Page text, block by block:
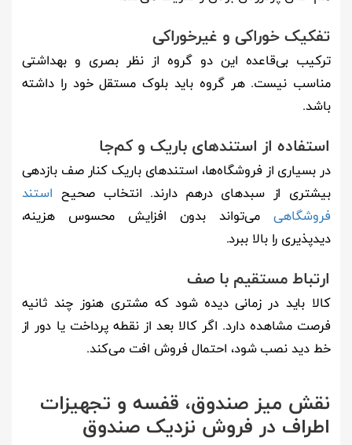
تفکیک خوراکی و غیرخوراکی
ترکیب بی‌قاعده این دو گروه از نظر بصری و بهداشتی
مناسب نیست. هر گروه باید بلوک مستقل خود را داشته
باشد.
استفاده از استندهای باریک و کم‌جا
در بسیاری از فروشگاه‌ها، استندهای باریک کنار صف بازدهی
بیشتری از سبدهای درهم دارند. انتخاب صحیح استند
فروشگاهیمی‌تواند بدون افزایش محسوس هزینه،
دیدپذیری را بالا ببرد.
ارتباط مستقیم با صف
کالا باید در زمانی دیده شود که مشتری هنوز چند ثانیه
فرصت مشاهده دارد. اگر کالا بعد از نقطه پرداخت یا دور از
خط دید نصب شود، احتمال فروش افت می‌کند.
نقش میز صندوق، قفسه و تجهیزات
اطراف در فروش نزدیک صندوق